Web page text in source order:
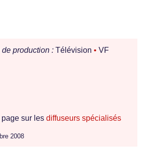
de production : Télévision • VF
sur les diffuseurs spécialisés
2008